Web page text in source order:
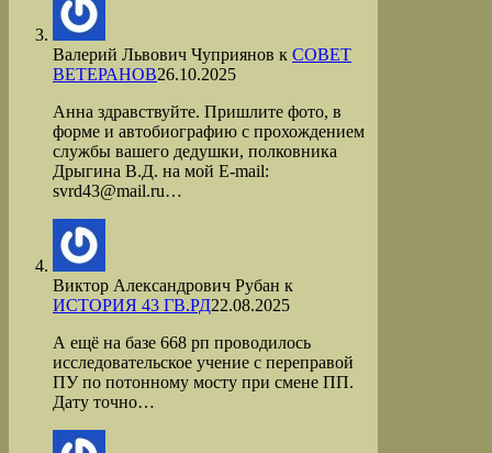
Валерий Львович Чуприянов к СОВЕТ
ВЕТЕРАНОВ26.10.2025
Анна здравствуйте. Пришлите фото, в
форме и автобиографию с прохождением
службы вашего дедушки, полковника
Дрыгина В.Д. на мой Е-mail:
svrd43@mail.ru…
Виктор Александрович Рубан к
ИСТОРИЯ 43 ГВ.РД22.08.2025
А ещё на базе 668 рп проводилось
исследовательское учение с переправой
ПУ по потонному мосту при смене ПП.
Дату точно…